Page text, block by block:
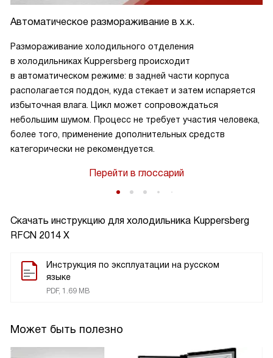
Скачать инструкцию для холодильника Kuppersberg
RFCN 2014 X
Инструкция по эксплуатации на русском
языке
PDF, 1.69 MB
Может быть полезно
Автоматическое размораживание в х.к.
Размораживание холодильного отделения
в холодильниках Kuppersberg происходит
в автоматическом режиме: в задней части корпуса
располагается поддон, куда стекает и затем испаряется
избыточная влага. Цикл может сопровождаться
небольшим шумом. Процесс не требует участия человека,
более того, применение дополнительных средств
категорически не рекомендуется.
Перейти в глоссарий